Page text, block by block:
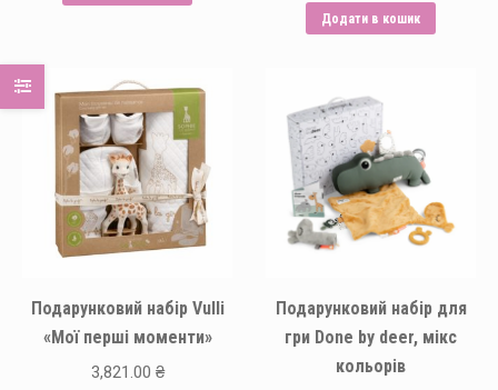
Додати в кошик
Подарунковий набір Vulli
«Мої перші моменти»
3,821.00 ₴
Подарунковий набір для
гри Done by deer, мікс
кольорів